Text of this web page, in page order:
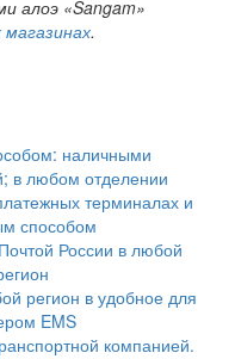
алоэ «Sangam»
магазинах.
наличными
в любом отделении
терминалах и
способом
России в любой
регион в удобное для
EMS
компанией.